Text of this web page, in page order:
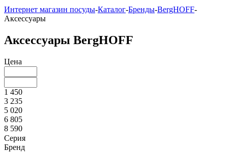
Интернет магазин посуды-Каталог-Бренды-BergHOFF-
Аксессуары
Аксессуары BergHOFF
Цена
1 450
3 235
5 020
6 805
8 590
Серия
Бренд